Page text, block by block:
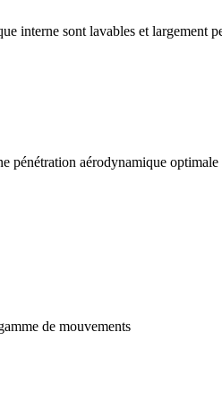
interne sont lavables et largement
pénétration aérodynamique optimale
de mouvements